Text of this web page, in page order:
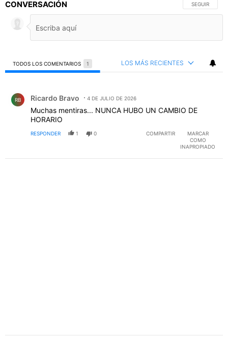
CONVERSACIÓN SIGA ESTA
SEGUIR
TODOS LOS COMENTARIOS 1 LOS MÁS RECIENTES
RB Ricardo Bravo 4 DE JULIO DE 2026
Muchas mentiras... NUNCA HUBO UN CAMBIO DE
HORARIO
RESPONDER 1 0 COMPARTIR
MARCAR
COMO
INAPROPIADO